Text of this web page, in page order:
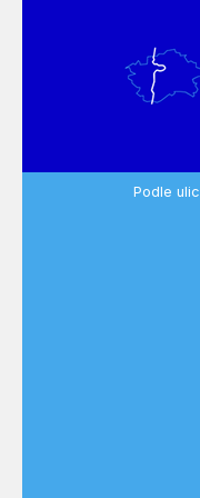
Podle ulic